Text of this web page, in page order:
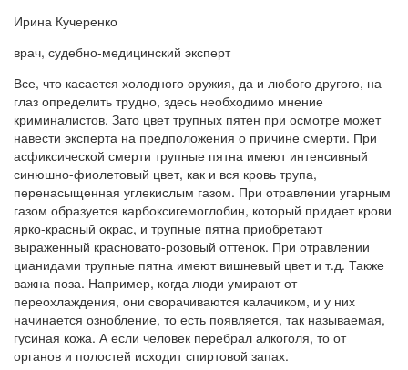
Ирина Кучеренко
врач, судебно-медицинский эксперт
Все, что касается холодного оружия, да и любого другого, на
глаз определить трудно, здесь необходимо мнение
криминалистов. Зато цвет трупных пятен при осмотре может
навести эксперта на предположения о причине смерти. При
асфиксической смерти трупные пятна имеют интенсивный
синюшно-фиолетовый цвет, как и вся кровь трупа,
перенасыщенная углекислым газом. При отравлении угарным
газом образуется карбоксигемоглобин, который придает крови
ярко-красный окрас, и трупные пятна приобретают
выраженный красновато-розовый оттенок. При отравлении
цианидами трупные пятна имеют вишневый цвет и т.д. Также
важна поза. Например, когда люди умирают от
переохлаждения, они сворачиваются калачиком, и у них
начинается ознобление, то есть появляется, так называемая,
гусиная кожа. А если человек перебрал алкоголя, то от
органов и полостей исходит спиртовой запах.